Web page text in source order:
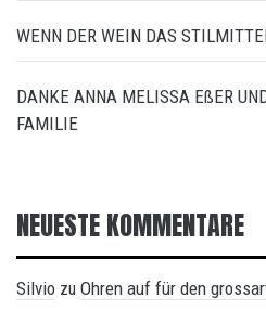
WENN DER WEIN DAS
DANKE ANNA MELISSA EßER
FAMILIE
NEUESTE KOMMENTARE
Silvio zu Ohren auf für den